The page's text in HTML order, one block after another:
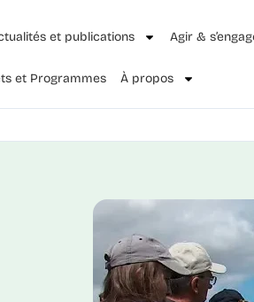
et publications Agir &
et Programmes À propos